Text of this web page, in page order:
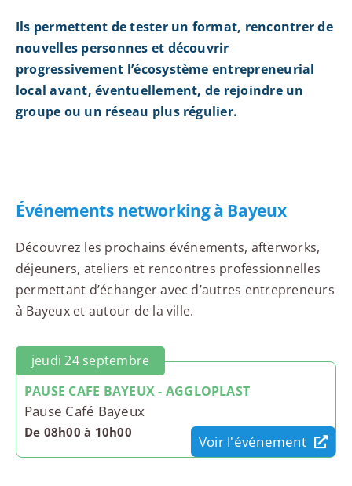
Ils permettent de tester un format, rencontrer de
nouvelles personnes et découvrir
progressivement l’écosystème entrepreneurial
local avant, éventuellement, de rejoindre un
groupe ou un réseau plus régulier.
Événements networking à Bayeux
Découvrez les prochains événements, afterworks,
déjeuners, ateliers et rencontres professionnelles
permettant d’échanger avec d’autres entrepreneurs
à Bayeux et autour de la ville.
jeudi 24 septembre
PAUSE CAFE BAYEUX - AGGLOPLAST
Pause Café Bayeux
De 08h00 à 10h00
Voir l'événement